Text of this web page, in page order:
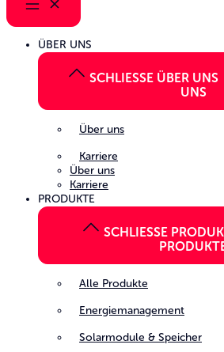
ÜBER UNS
SCHLIESSE ÜBER UNS
UNS
Über uns
Karriere
Über uns
Karriere
PRODUKTE
SCHLIESSE
Alle Produkte
Energiemanagement
Solarmodule & Speicher